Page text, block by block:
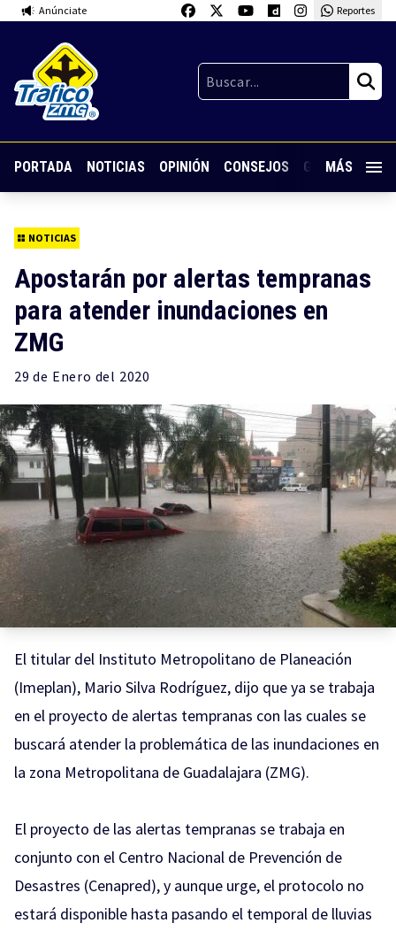
Anúnciate Reportes
PORTADA NOTICIAS OPINIÓN CONSEJOS GUARDIA
MÁS
NOTICIAS
Apostarán por alertas tempranas
para atender inundaciones en
ZMG
29 de Enero del 2020
El titular del Instituto Metropolitano de Planeación
(Imeplan), Mario Silva Rodríguez, dijo que ya se trabaja
en el proyecto de alertas tempranas con las cuales se
buscará atender la problemática de las inundaciones en
la zona Metropolitana de Guadalajara (ZMG).
El proyecto de las alertas tempranas se trabaja en
conjunto con el Centro Nacional de Prevención de
Desastres (Cenapred), y aunque urge, el protocolo no
estará disponible hasta pasando el temporal de lluvias